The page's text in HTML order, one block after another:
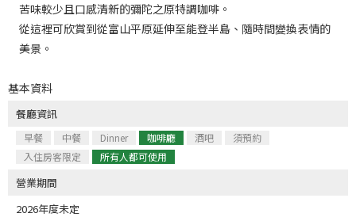
苦味較少且口感清新的彌陀之原特調咖啡。
從這裡可欣賞到從富山平原延伸至能登半島、隨時間變換表情的
美景。
基本資料
餐廳資訊
早餐 中餐 Dinner 咖啡廳 酒吧
須預約
入住房客限定
所有人都可使用
營業期間
2026年度未定